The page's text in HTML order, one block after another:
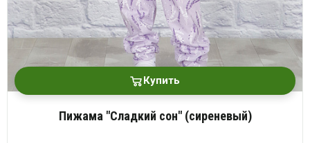
Купить
Пижама "Сладкий сон" (сиреневый)